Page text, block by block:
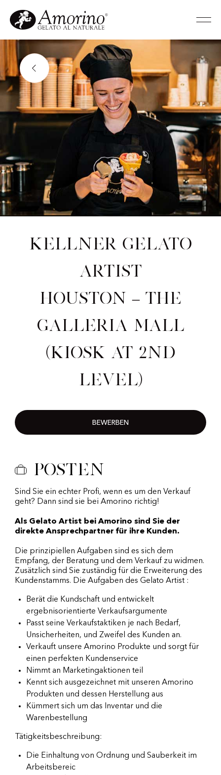
Kellner Gelato
Artist
Houston – The
Galleria Mall
(kiosk at 2nd
level)
BEWERBEN
Posten
Sind Sie ein echter Profi, wenn es um den Verkauf
geht? Dann sind sie bei Amorino richtig!
Als Gelato Artist bei Amorino sind Sie der
direkte Ansprechpartner für ihre Kunden.
Die prinzipiellen Aufgaben sind es sich dem
Empfang, der Beratung und dem Verkauf zu widmen.
Zusätzlich sind Sie zuständig für die Erweiterung des
Kundenstamms. Die Aufgaben des Gelato Artist :
Berät die Kundschaft und entwickelt
ergebnisorientierte Verkaufsargumente
Passt seine Verkaufstaktiken je nach Bedarf,
Unsicherheiten, und Zweifel des Kunden an.
Verkauft unsere Amorino Produkte und sorgt für
einen perfekten Kundenservice
Nimmt an Marketingaktionen teil
Kennt sich ausgezeichnet mit unseren Amorino
Produkten und dessen Herstellung aus
Kümmert sich um das Inventar und die
Warenbestellung
Tätigkeitsbeschreibung:
Die Einhaltung von Ordnung und Sauberkeit im
Arbeitsbereic